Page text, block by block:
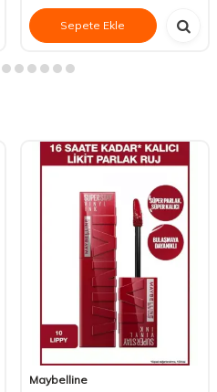
Sepete Ekle
Maybelline